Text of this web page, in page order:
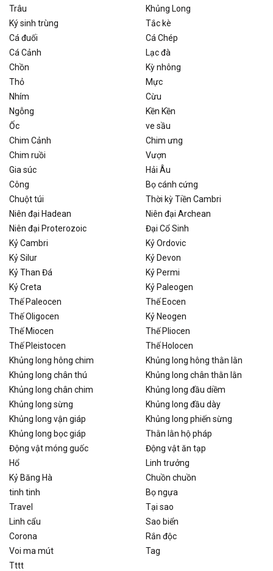
Trâu
Khủng Long
Ký sinh trùng
Tắc kè
Cá đuối
Cá Chép
Cá Cảnh
Lạc đà
Chồn
Kỳ nhông
Thỏ
Mực
Nhím
Cừu
Ngỗng
Kền Kền
Ốc
ve sầu
Chim Cảnh
Chim ưng
Chim ruồi
Vượn
Gia súc
Hải Âu
Công
Bọ cánh cứng
Chuột túi
Thời kỳ Tiền Cambri
Niên đại Hadean
Niên đại Archean
Niên đại Proterozoic
Đại Cổ Sinh
Kỷ Cambri
Kỷ Ordovic
Kỷ Silur
Kỷ Devon
Kỷ Than Đá
Kỷ Permi
Kỷ Creta
Kỷ Paleogen
Thế Paleocen
Thế Eocen
Thế Oligocen
Kỷ Neogen
Thế Miocen
Thế Pliocen
Thế Pleistocen
Thế Holocen
Khủng long hông chim
Khủng long hông thằn lằn
Khủng long chân thú
Khủng long chân thằn lằn
Khủng long chân chim
Khủng long đầu diềm
Khủng long sừng
Khủng long đầu dày
Khủng long vận giáp
Khủng long phiến sừng
Khủng long bọc giáp
Thằn lằn hộ pháp
Động vật móng guốc
Động vật ăn tạp
Hổ
Linh trưởng
Kỷ Băng Hà
Chuồn chuồn
tinh tinh
Bọ ngựa
Travel
Tại sao
Linh cẩu
Sao biển
Corona
Rắn độc
Voi ma mút
Tag
Tttt